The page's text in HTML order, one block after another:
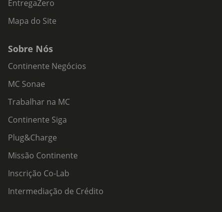
EntregaZero
Mapa do Site
Sobre Nós
Continente Negócios
MC Sonae
Trabalhar na MC
Continente Siga
Plug&Charge
Missão Continente
Inscrição Co-Lab
Intermediação de Crédito